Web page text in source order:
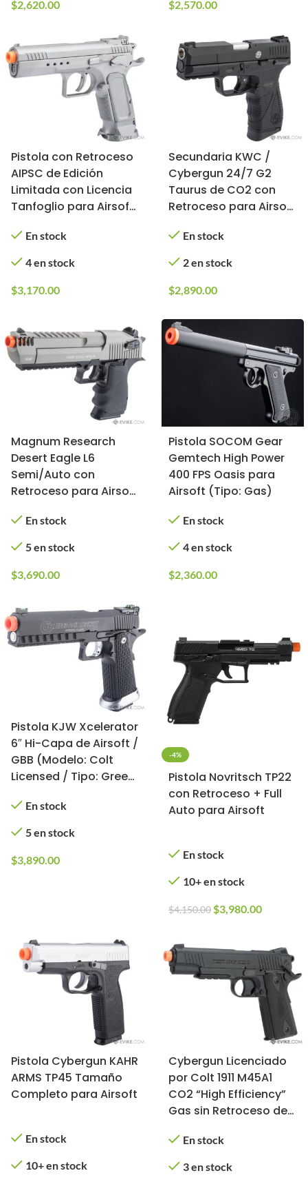
$2,620.00 $2,570.00
Pistola con Retroceso
AIPSC de Edición
Limitada con Licencia
Tanfoglio para Airsoft
(Color: Plata, Tipo:
CO2)
En stock
4 en stock
$3,170.00
Secundaria KWC /
Cybergun 24/7 G2
Taurus de CO2 con
Retroceso para Airsoft
En stock
2 en stock
$2,890.00
Magnum Research
Desert Eagle L6
Semi/Auto con
Retroceso para Airsoft
En stock
5 en stock
$3,690.00
Pistola SOCOM Gear
Gemtech High Power
400 FPS Oasis para
Airsoft (Tipo: Gas)
En stock
4 en stock
$2,360.00
Pistola KJW Xcelerator
6″ Hi-Capa de Airsoft /
GBB (Modelo: Colt
Licensed / Tipo: Green
En stock
5 en stock
$3,890.00
-4%
Pistola Novritsch TP22
con Retroceso + Full
Auto para Airsoft
En stock
10+ en stock
$4,150.00$3,980.00
Pistola Cybergun KAHR
ARMS TP45 Tamaño
Completo para Airsoft
En stock
10+ en stock
Cybergun Licenciado
por Colt 1911 M45A1
CO2 “High Efficiency”
Gas sin Retroceso de
Negro)
En stock
3 en stock